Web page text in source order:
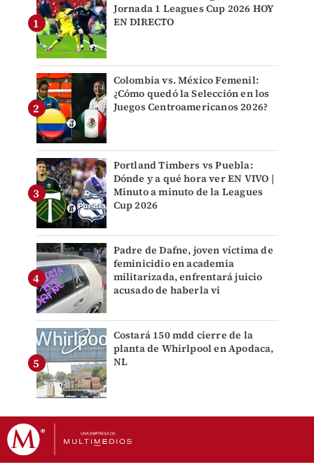
Jornada 1 Leagues Cup 2026 HOY
EN DIRECTO
Colombia vs. México Femenil:
¿Cómo quedó la Selección en los
Juegos Centroamericanos 2026?
Portland Timbers vs Puebla:
Dónde y a qué hora ver EN VIVO |
Minuto a minuto de la Leagues
Cup 2026
Padre de Dafne, joven víctima de
feminicidio en academia
militarizada, enfrentará juicio
acusado de haberla vi
Costará 150 mdd cierre de la
planta de Whirlpool en Apodaca,
NL